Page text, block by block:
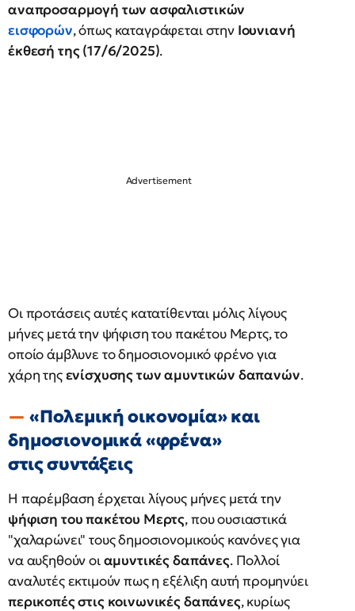
αναπροσαρμογή των ασφαλιστικών
εισφορών, όπως καταγράφεται στην Ιουνιανή
έκθεσή της (17/6/2025).
Οι προτάσεις αυτές κατατίθενται μόλις λίγους
μήνες μετά την ψήφιση του πακέτου Μερτς, το
οποίο άμβλυνε το δημοσιονομικό φρένο για
χάρη τηςενίσχυσης των αμυντικών δαπανών.
«Πολεμική οικονομία» και
δημοσιονομικά «φρένα»
στις συντάξεις
Η παρέμβαση έρχεται λίγους μήνες μετά την
ψήφιση του πακέτου Μερτς, που ουσιαστικά
"χαλαρώνει" τους δημοσιονομικούς κανόνες για
να αυξηθούν οιαμυντικές δαπάνες. Πολλοί
αναλυτές εκτιμούν πως η εξέλιξη αυτή προμηνύει
περικοπές στις κοινωνικές δαπάνες, κυρίως